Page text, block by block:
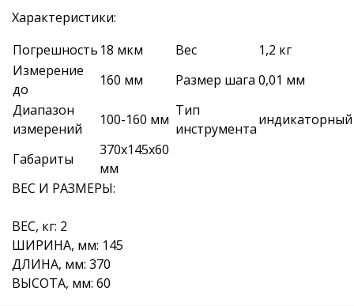
Характеристики:
Погрешность 18 мкм Вес
1,2 кг
Измерение
до
160 мм Размер шага 0,01 мм
Диапазон
измерений
100-160 мм
Тип
инструмента
индикаторный
Габариты
370х145х60
мм
ВЕС И РАЗМЕРЫ:
ВЕС, кг: 2
ШИРИНА, мм: 145
ДЛИНА, мм: 370
ВЫСОТА, мм: 60